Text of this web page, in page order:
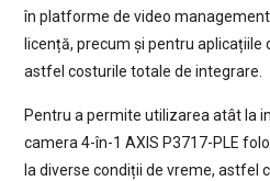
în platforme de video
licență, precum și pentru aplicațiile
astfel costurile totale de integrare.
Pentru a permite utilizarea atât la
camera 4-în-1 AXIS P3717-PLE
la diverse condiții de vreme, astfel